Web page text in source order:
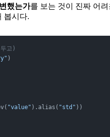
했는가를 보는 것이 진짜 어
봅시다.
고)
)
"value" ).alias( "std" ))